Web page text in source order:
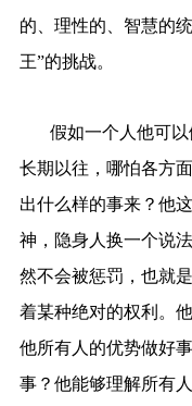
的、理性的、智慧的
王”的挑战。
假如一个人他可
长期以往，哪怕各方
出什么样的事来？他
神，隐身人换一个说
然不会被惩罚，也就
着某种绝对的权利。
他所有人的优势做好
事？他能够理解所有